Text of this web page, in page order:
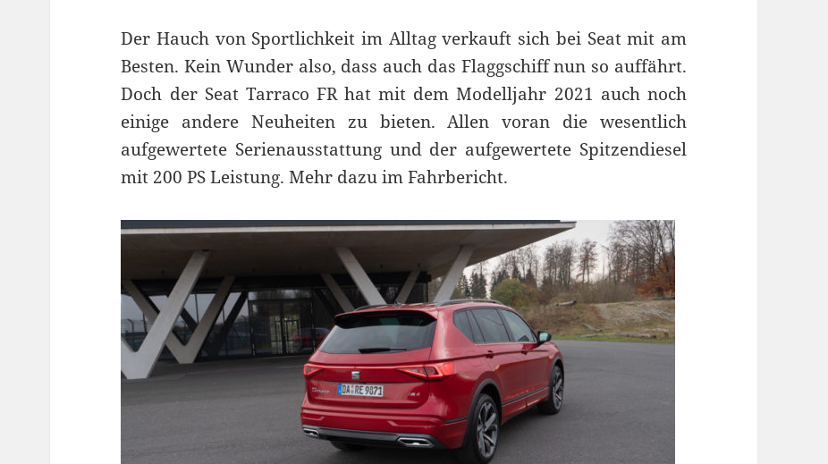
Der Hauch von Sportlichkeit im Alltag verkauft sich bei Seat mit am
Besten. Kein Wunder also, dass auch das Flaggschiff nun so auffährt.
Doch der Seat Tarraco FR hat mit dem Modelljahr 2021 auch noch
einige andere Neuheiten zu bieten. Allen voran die wesentlich
aufgewertete Serienausstattung und der aufgewertete Spitzendiesel
mit 200 PS Leistung. Mehr dazu im Fahrbericht.